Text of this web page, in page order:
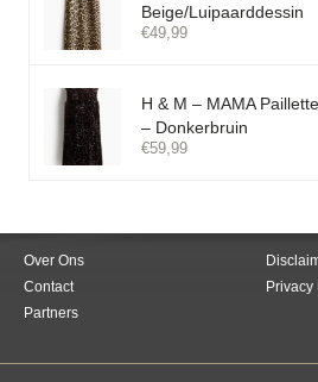
Beige/Luipaarddessin
€49,99
H & M – MAMA
– Donkerbruin
€59,99
Over Ons
Contact
Privacy
Partners